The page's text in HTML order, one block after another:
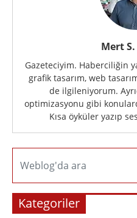
Mert
Gazeteciyim. Haberciliğin
grafik tasarım, web
de ilgileniyorum.
optimizasyonu gibi
Kısa öyküler yazıp
Weblog'da ara
Kategoriler